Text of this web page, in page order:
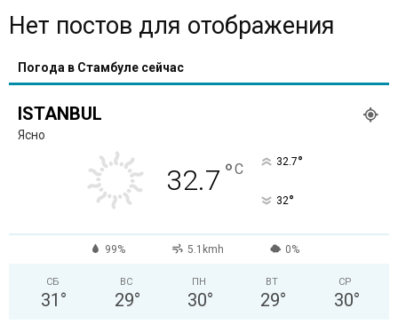
Нет постов для отображения
Погода в Стамбуле сейчас
ISTANBUL
Ясно
32.7 °C 32.7°
32°
99% 5.1kmh 0%
СБ
31 °
ВС
29°
ПН
30°
ВТ
29°
СР
30°